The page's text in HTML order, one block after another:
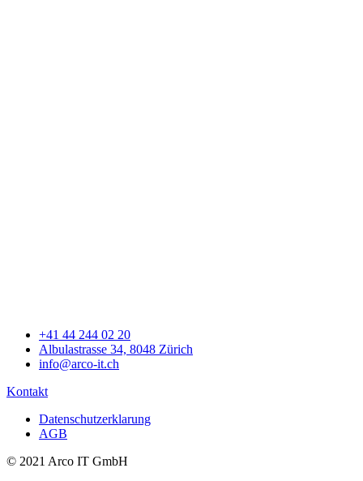
+41 44 244 02 20
Albulastrasse 34, 8048 Zürich
info@arco-it.ch
Kontakt
Datenschutzerklarung
AGB
© 2021 Arco IT GmbH